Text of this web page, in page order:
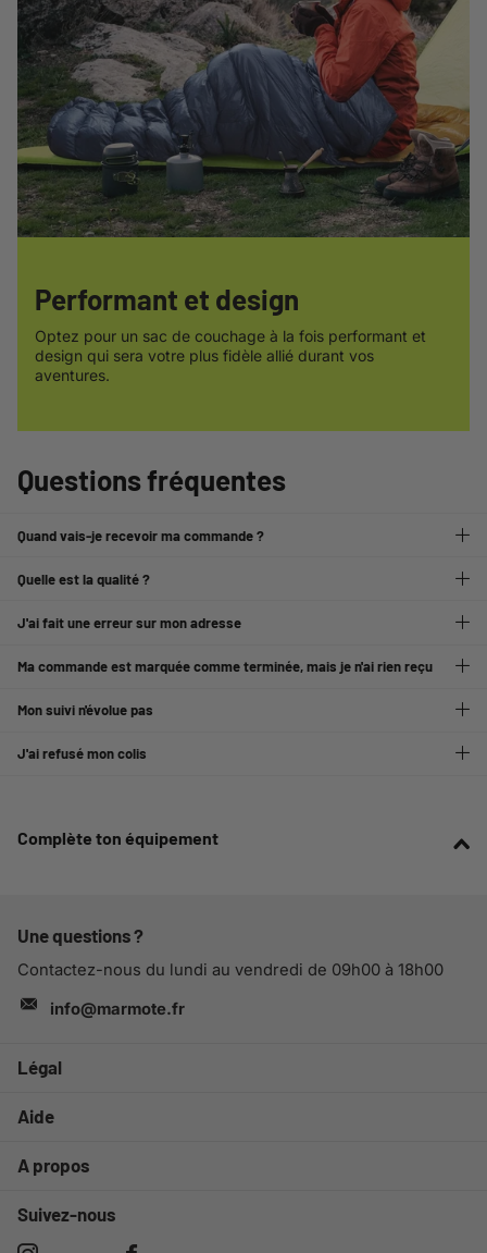
Performant et design
Optez pour un sac de couchage à la fois performant et
design qui sera votre plus fidèle allié durant vos
aventures.
Questions fréquentes
Quand vais-je recevoir ma commande ?
Quelle est la qualité ?
J'ai fait une erreur sur mon adresse
Ma commande est marquée comme terminée, mais je n'ai rien reçu
Mon suivi n'évolue pas
J'ai refusé mon colis
Complète ton équipement
Légal
Aide
A propos
Une questions ?
Contactez-nous du lundi au vendredi de 09h00 à 18h00
info@marmote.fr
Suivez-nous